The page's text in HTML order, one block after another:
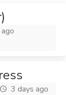
3 days ago